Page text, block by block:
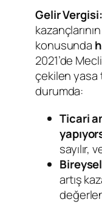
Gelir Vergisi:
konusunda
2021’de
çekilen yasa
durumda:
Ticari
sayılır,
artış